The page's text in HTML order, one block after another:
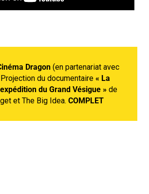
Dragon(en partenariat avec
Projection du documentaire « La
du Grand Vésigue »de
et The Big Idea. COMPLET